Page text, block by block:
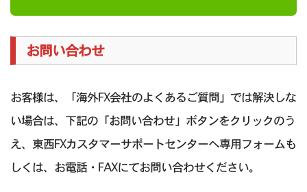
お問い合わせ
お客様は、「海外FX会社のよくあるご質問」では解決しな
い場合は、下記の「お問い合わせ」ボタンをクリックのう
え、東西FXカスタマーサポートセンターへ専用フォームも
しくは、お電話・FAXにてお問い合わせください。